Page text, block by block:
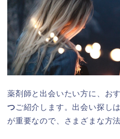
薬剤師と出会いたい方に、お
つご紹介します。出会い探し
が重要なので、さまざまな方